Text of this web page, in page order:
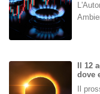
Il 12
dove
Il